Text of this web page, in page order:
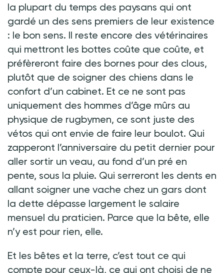
la plupart du temps des paysans qui ont
gardé un des sens premiers de leur existence
: le bon sens. Il reste encore des vétérinaires
qui mettront les bottes coûte que coûte, et
préfèreront faire des bornes pour des clous,
plutôt que de soigner des chiens dans le
confort d’un cabinet. Et ce ne sont pas
uniquement des hommes d’âge mûrs au
physique de rugbymen, ce sont juste des
vétos qui ont envie de faire leur boulot. Qui
zapperont l’anniversaire du petit dernier pour
aller sortir un veau, au fond d’un pré en
pente, sous la pluie. Qui serreront les dents en
allant soigner une vache chez un gars dont
la dette dépasse largement le salaire
mensuel du praticien. Parce que la bête, elle
n’y est pour rien, elle.
Et les bêtes et la terre, c’est tout ce qui
compte pour ceux-là, ce qui ont choisi de ne